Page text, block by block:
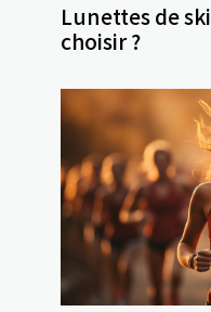
Lunettes de
choisir ?